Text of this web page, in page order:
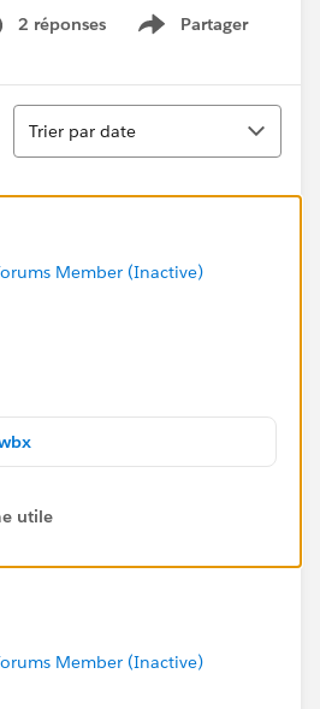
2 réponses Partager
Show menu
Tri
Trier par date
Member (Inactive)
utile
Member (Inactive)